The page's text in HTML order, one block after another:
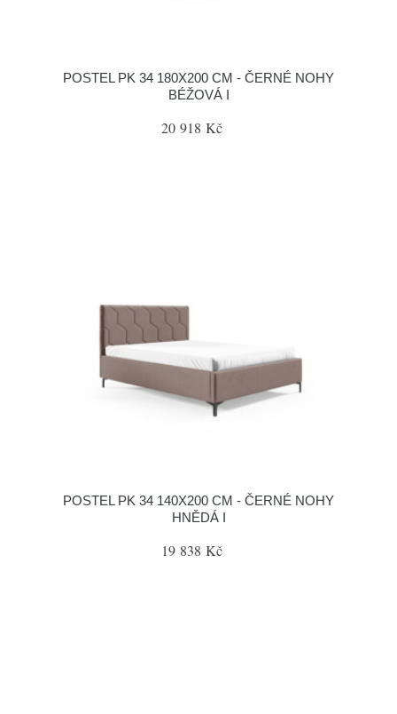
POSTEL PK 34 180X200 CM - ČERNÉ NOHY
BÉŽOVÁ I
20 918 Kč
POSTEL PK 34 140X200 CM - ČERNÉ NOHY
HNĚDÁ I
19 838 Kč